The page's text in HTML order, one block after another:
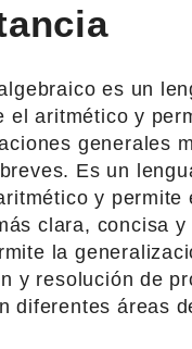
es un
el aritmético y
generales
Es un
y permite
clara, concisa y
la
y resolución de
diferentes áreas